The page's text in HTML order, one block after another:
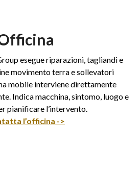
esegue riparazioni, tagliandi e
movimento terra e sollevatori
mobile interviene direttamente
Indica macchina, sintomo, luogo e
pianificare l’intervento.
l’officina ->